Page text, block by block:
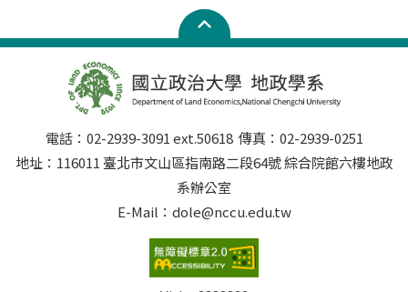
電話：02-2939-3091 ext.50618 傳真：02-2939-0251
地址：116011 臺北市文山區指南路二段64號 綜合院館六樓地政
系辦公室
E-Mail：dole@nccu.edu.tw